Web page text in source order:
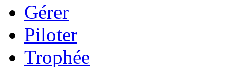
Gérer
Piloter
Trophée